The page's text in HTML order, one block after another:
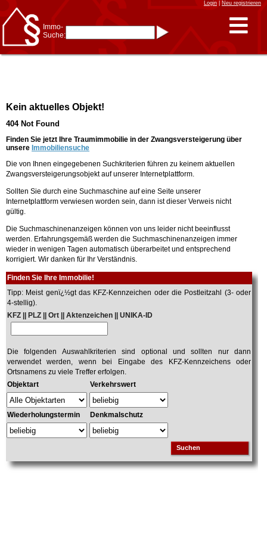
Login| Neu registrieren
Immo-
Suche:
* Suche verfeinern durch
Kombinieren
Frankfurt/Oder
am Main
Immobiliensuche
nach Kreis
nach Amtsgericht
Kein aktuelles Objekt!
404 Not Found
Finden Sie jetzt Ihre Traumimmobilie in der Zwangsversteigerung über
unsere Immobiliensuche
Die von Ihnen eingegebenen Suchkriterien führen zu keinem aktuellen
Zwangsversteigerungsobjekt auf unserer Internetplattform.
Sollten Sie durch eine Suchmaschine auf eine Seite unserer
Internetplattform verwiesen worden sein, dann ist dieser Verweis nicht
gültig.
Die Suchmaschinenanzeigen können von uns leider nicht beeinflusst
werden. Erfahrungsgemäß werden die Suchmaschinenanzeigen immer
wieder in wenigen Tagen automatisch überarbeitet und entsprechend
korrigiert. Wir danken für Ihr Verständnis.
Finden Sie Ihre Immobilie!
Tipp: Meist genï¿½gt das KFZ-Kennzeichen oder die Postleitzahl (3- oder
4-stellig).
KFZ || PLZ || Ort || Aktenzeichen || UNIKA-ID
Die folgenden Auswahlkriterien sind optional und sollten nur dann
verwendet werden, wenn bei Eingabe des KFZ-Kennzeichens oder
Ortsnamens zu viele Treffer erfolgen.
Objektart
Verkehrswert
Wiederholungstermin Denkmalschutz
Suchen